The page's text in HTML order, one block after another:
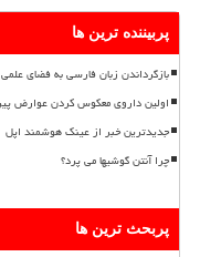
پربیننده ترین ها
بازگرداندن زبان فارسی به فضای
اولین داروی معکوس کردن عوارض
جدیدترین خبر از عینک هوشمند اپل
چرا آنتن گوشیها می پرد؟
پربحث ترین ها